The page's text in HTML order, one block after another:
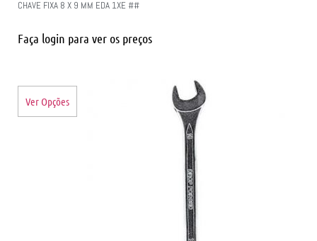
CHAVE FIXA 8 X 9 MM EDA 1XE ##
Faça login para ver os preços
Ver Opções